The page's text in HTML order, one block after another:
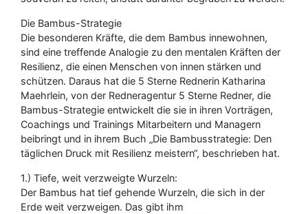
Die Bambus-Strategie
Die besonderen Kräfte, die dem Bambus innewohnen,
sind eine treffende Analogie zu den mentalen Kräften der
Resilienz, die einen Menschen von innen stärken und
schützen. Daraus hat die 5 Sterne Rednerin Katharina
Maehrlein, von der Redneragentur 5 Sterne Redner, die
Bambus-Strategie entwickelt die sie in ihren Vorträgen,
Coachings und Trainings Mitarbeitern und Managern
beibringt und in ihrem Buch „Die Bambusstrategie: Den
täglichen Druck mit Resilienz meistern“, beschrieben hat.
1.) Tiefe, weit verzweigte Wurzeln:
Der Bambus hat tief gehende Wurzeln, die sich in der
Erde weit verzweigen. Das gibt ihm